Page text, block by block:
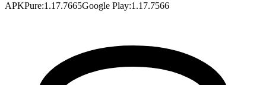
APKPure:1.17.7665Google Play:1.17.7566